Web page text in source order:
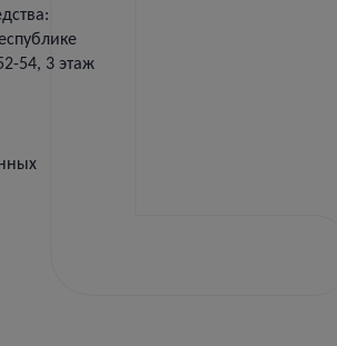
54, 3 этаж